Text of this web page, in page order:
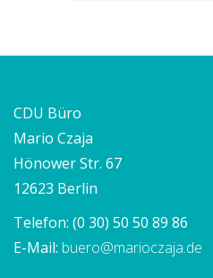
CDU Büro
Mario Czaja
Hönower Str. 67
12623 Berlin
Telefon: (0 30) 50 50 89 86
E-Mail: buero@marioczaja.de